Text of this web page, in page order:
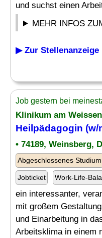
und suchst einen
MEHR INFOS
▶ Zur Stellenanzeige
Job gestern bei
Klinikum am
Heilpädagogin (w/
• 74189, Weinsberg,
Abgeschlossenes Studium
Jobticket Work-Life-
ein interessanter,
mit großem
und Einarbeitung in
Arbeitsklima in einem